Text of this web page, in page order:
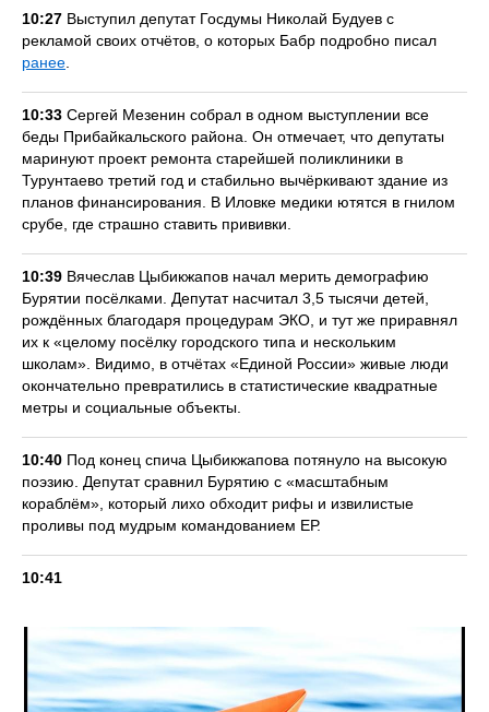
10:27 Выступил депутат Госдумы Николай Будуев с
рекламой своих отчётов, о которых Бабр подробно писал
ранее
10:33 Сергей Мезенин собрал в одном выступлении все
беды Прибайкальского района. Он отмечает, что депутаты
маринуют проект ремонта старейшей поликлиники в
Турунтаево третий год и стабильно вычёркивают здание из
планов финансирования. В Иловке медики ютятся в гнилом
срубе, где страшно ставить прививки.
10:39 Вячеслав Цыбикжапов начал мерить демографию
Бурятии посёлками. Депутат насчитал 3,5 тысячи детей,
рождённых благодаря процедурам ЭКО, и тут же приравнял
их к «целому посёлку городского типа и нескольким
школам». Видимо, в отчётах «Единой России» живые люди
окончательно превратились в статистические квадратные
метры и социальные объекты.
10:40 Под конец спича Цыбикжапова потянуло на высокую
поэзию. Депутат сравнил Бурятию с «масштабным
кораблём», который лихо обходит рифы и извилистые
проливы под мудрым командованием ЕР.
10:41